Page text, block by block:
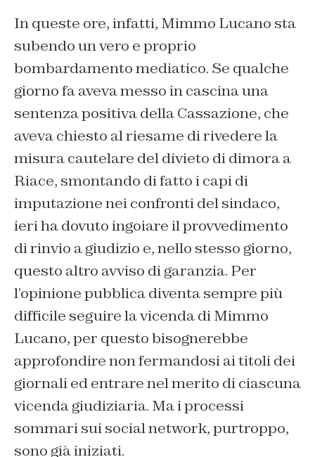
In queste ore, infatti, Mimmo Lucano sta
subendo un vero e proprio
bombardamento mediatico. Se qualche
giorno fa aveva messo in cascina una
sentenza positiva della Cassazione, che
aveva chiesto al riesame di rivedere la
misura cautelare del divieto di dimora a
Riace, smontando di fatto i capi di
imputazione nei confronti del sindaco,
ieri ha dovuto ingoiare il provvedimento
di rinvio a giudizio e, nello stesso giorno,
questo altro avviso di garanzia. Per
l’opinione pubblica diventa sempre più
difficile seguire la vicenda di Mimmo
Lucano, per questo bisognerebbe
approfondire non fermandosi ai titoli dei
giornali ed entrare nel merito di ciascuna
vicenda giudiziaria. Ma i processi
sommari sui social network, purtroppo,
sono già iniziati.